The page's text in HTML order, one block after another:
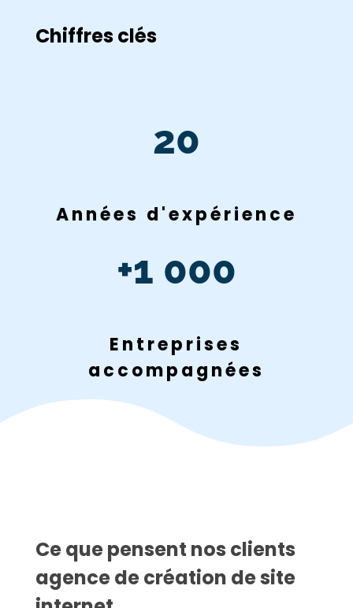
Chiffres clés
20
Années d'expérience
+1 000
Entreprises
accompagnées
Ce que pensent nos clients
agence de création de site